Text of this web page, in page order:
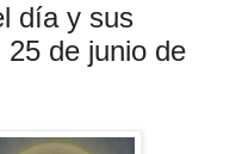
día y sus
de junio de